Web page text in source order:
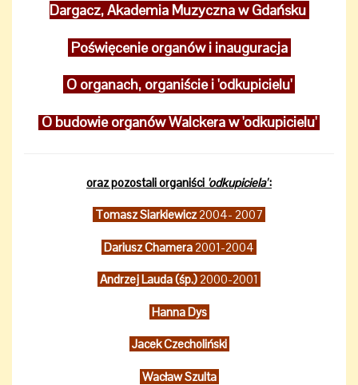
Dargacz, Akademia Muzyczna w Gdańsku
Poświęcenie organów i inauguracja
O organach, organiście i 'odkupicielu'
O budowie organów Walckera w 'odkupicielu'
oraz pozostali organiści 'odkupiciela':
Tomasz Siarkiewicz2004- 2007
Dariusz Chamera2001-2004
Andrzej Lauda (śp.)2000-2001
Hanna Dys
Jacek Czecholiński
Wacław Szulta